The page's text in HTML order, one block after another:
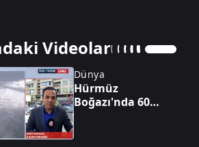
Videolar
Dünya
Hürmüz
Boğazı'nda 60